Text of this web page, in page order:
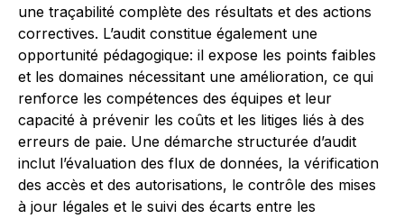
une traçabilité complète des résultats et des actions
correctives. L’audit constitue également une
opportunité pédagogique: il expose les points faibles
et les domaines nécessitant une amélioration, ce qui
renforce les compétences des équipes et leur
capacité à prévenir les coûts et les litiges liés à des
erreurs de paie. Une démarche structurée d’audit
inclut l’évaluation des flux de données, la vérification
des accès et des autorisations, le contrôle des mises
à jour légales et le suivi des écarts entre les